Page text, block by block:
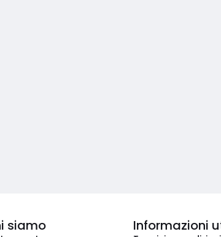
siamo Informazioni